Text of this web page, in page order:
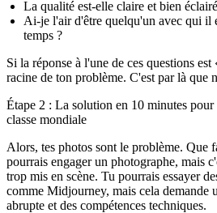
La qualité est-elle claire et bien
Ai-je l'air d'être quelqu'un avec qui il
temps ?
Si la réponse à l'une de ces questions
racine de ton problème. C'est par là que
Étape 2 : La solution en 10 minutes
classe mondiale
Alors, tes photos sont le problème. Que
pourrais engager un photographe, mais
trop mis en scène. Tu pourrais essayer
comme Midjourney, mais cela demande
abrupte et des compétences techniques.